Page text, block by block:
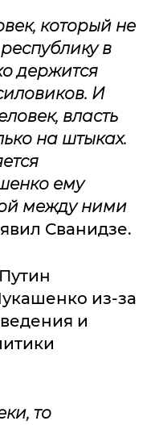
который не
в
держится
И
власть
на штыках.
ему
между ними
Сванидзе.
из-за
и
то